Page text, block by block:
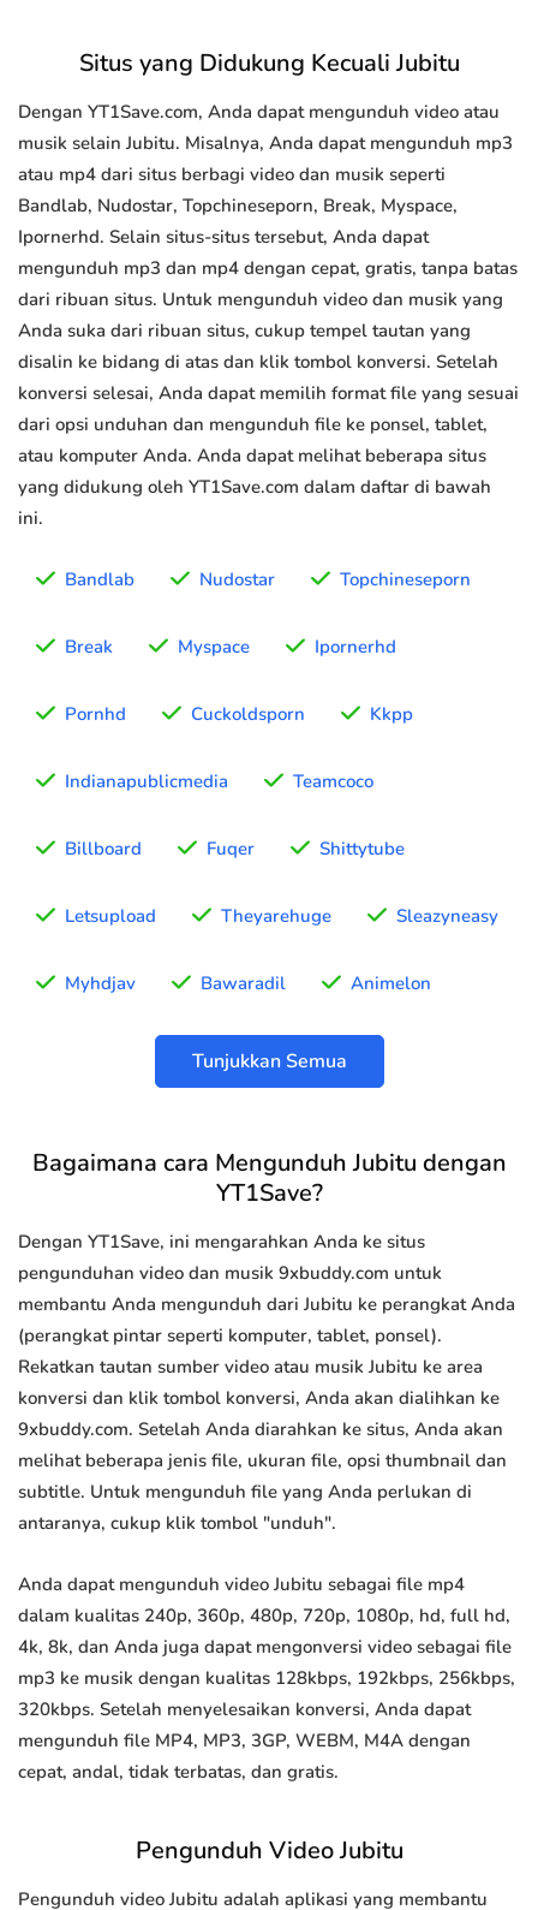
Situs yang Didukung Kecuali Jubitu
Dengan YT1Save.com, Anda dapat mengunduh video atau
musik selain Jubitu. Misalnya, Anda dapat mengunduh mp3
atau mp4 dari situs berbagi video dan musik seperti
Bandlab, Nudostar, Topchineseporn, Break, Myspace,
Ipornerhd. Selain situs-situs tersebut, Anda dapat
mengunduh mp3 dan mp4 dengan cepat, gratis, tanpa batas
dari ribuan situs. Untuk mengunduh video dan musik yang
Anda suka dari ribuan situs, cukup tempel tautan yang
disalin ke bidang di atas dan klik tombol konversi. Setelah
konversi selesai, Anda dapat memilih format file yang sesuai
dari opsi unduhan dan mengunduh file ke ponsel, tablet,
atau komputer Anda. Anda dapat melihat beberapa situs
yang didukung oleh YT1Save.com dalam daftar di bawah
ini.
Bandlab Nudostar Topchineseporn
Break Myspace Ipornerhd
Pornhd Cuckoldsporn Kkpp
Indianapublicmedia Teamcoco
Billboard Fuqer Shittytube
Letsupload Theyarehuge Sleazyneasy
Myhdjav Bawaradil Animelon
Tunjukkan Semua
Bagaimana cara Mengunduh Jubitu dengan
YT1Save?
Dengan YT1Save, ini mengarahkan Anda ke situs
pengunduhan video dan musik 9xbuddy.com untuk
membantu Anda mengunduh dari Jubitu ke perangkat Anda
(perangkat pintar seperti komputer, tablet, ponsel).
Rekatkan tautan sumber video atau musik Jubitu ke area
konversi dan klik tombol konversi, Anda akan dialihkan ke
9xbuddy.com. Setelah Anda diarahkan ke situs, Anda akan
melihat beberapa jenis file, ukuran file, opsi thumbnail dan
subtitle. Untuk mengunduh file yang Anda perlukan di
antaranya, cukup klik tombol "unduh".
Anda dapat mengunduh video Jubitu sebagai file mp4
dalam kualitas 240p, 360p, 480p, 720p, 1080p, hd, full hd,
4k, 8k, dan Anda juga dapat mengonversi video sebagai file
mp3 ke musik dengan kualitas 128kbps, 192kbps, 256kbps,
320kbps. Setelah menyelesaikan konversi, Anda dapat
mengunduh file MP4, MP3, 3GP, WEBM, M4A dengan
cepat, andal, tidak terbatas, dan gratis.
Pengunduh Video Jubitu
Pengunduh video Jubitu adalah aplikasi yang membantu